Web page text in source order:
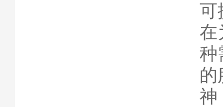
可
在
种
的
神